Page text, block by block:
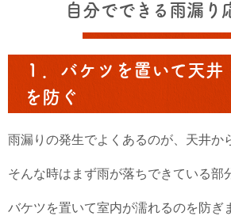
自分でできる雨漏り
１．バケツを置いて天井
を防ぐ
雨漏りの発生でよくあるのが、天井か
そんな時はまず雨が落ちできている部
バケツを置いて室内が濡れるのを防ぎ